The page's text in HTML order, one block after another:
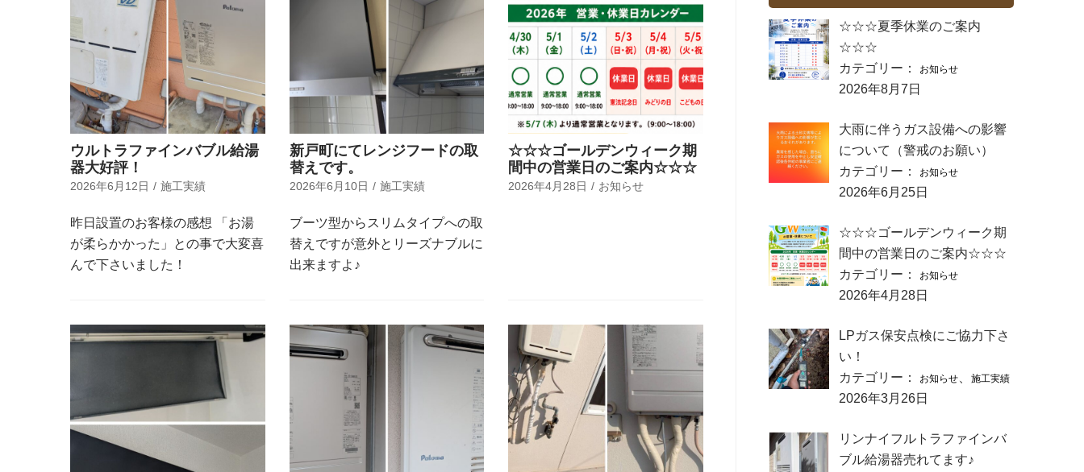
ウルトラファインバブル給湯
器大好評！
2026年6月12日 施工実績
昨日設置のお客様の感想 「お湯
が柔らかかった」との事で大変喜
んで下さいました！
新戸町にてレンジフードの取
替えです。
2026年6月10日 施工実績
ブーツ型からスリムタイプへの取
替えですが意外とリーズナブルに
出来ますよ♪
☆☆☆ゴールデンウィーク期
間中の営業日のご案内☆☆☆
2026年4月28日 お知らせ
☆☆☆夏季休業のご案内
☆☆☆
カテゴリー：
お知らせ
2026年8月7日
大雨に伴うガス設備への影響
について（警戒のお願い）
カテゴリー：
お知らせ
2026年6月25日
☆☆☆ゴールデンウィーク期
間中の営業日のご案内☆☆☆
カテゴリー：
お知らせ
2026年4月28日
LPガス保安点検にご協力下さ
い！
カテゴリー：
お知らせ 施工実績
2026年3月26日
リンナイフルトラファインバ
ブル給湯器売れてます♪